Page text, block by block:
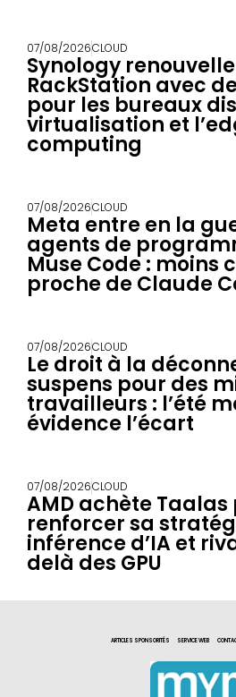
07/08/2026CLOUD
Synology
RackStation avec
pour les bureaux
virtualisation et
computing
07/08/2026CLOUD
Meta entre en la
agents de
Muse Code : moins
proche de Claude
07/08/2026CLOUD
Le droit à la
suspens pour des
travailleurs : l’été
évidence l’écart
07/08/2026CLOUD
AMD achète Taalas
renforcer sa
inférence d’IA et
delà des GPU
ARTICLES SPONSORITÉS SERVICE WEB